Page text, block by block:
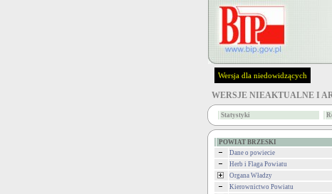
Wersja dla niedowidzących
WERSJE NIEAKTUALNE I
Statystyki
POWIAT BRZESKI
Dane o powiecie
Herb i Flaga Powiatu
Organa Władzy
Kierownictwo Powiatu